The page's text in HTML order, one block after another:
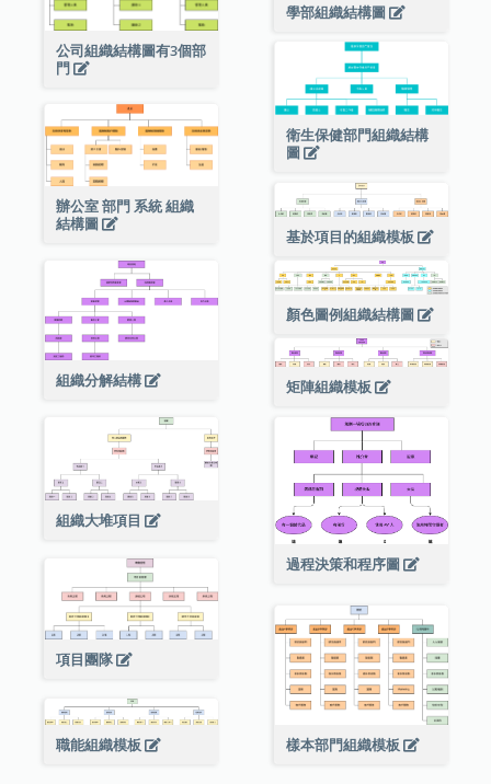
公司組織結構圖有3個部
門
學部組織結構圖
衛生保健部門組織結構
圖
辦公室 部門 系統 組織
結構圖
基於項目的組織模板
組織分解結構
顏色圖例組織結構圖
矩陣組織模板
組織大堆項目
過程決策和程序圖
項目團隊
樣本部門組織模板
職能組織模板